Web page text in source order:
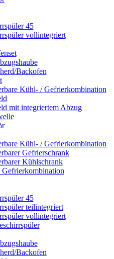
45
vollintegriert
Backofen
Kühl- / Gefrierkombination
mit integriertem Abzug
Kühl- / Gefrierkombination
Gefrierschrank
Kühlschrank
45
teilintegriert
vollintegriert
Backofen